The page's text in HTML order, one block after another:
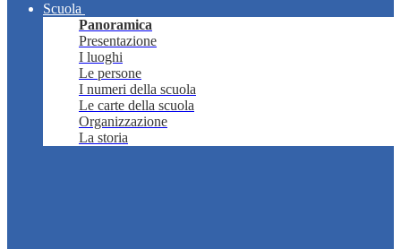
Scuola
Panoramica
Presentazione
I luoghi
Le persone
I numeri della scuola
Le carte della scuola
Organizzazione
La storia